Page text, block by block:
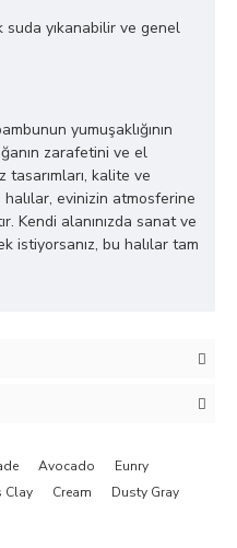
suda yıkanabilir ve genel
yumuşaklığının
zarafetini ve el
tasarımları, kalite ve
halılar, evinizin atmosferine
Kendi alanınızda sanat ve
istiyorsanız, bu halılar tam
Avocado
Eunry
Clay Cream Dusty Gray